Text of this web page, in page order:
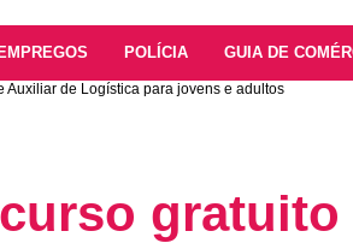
EMPREGOS POLÍCIA GUIA DE
Auxiliar de Logística para jovens e adultos
gratuito